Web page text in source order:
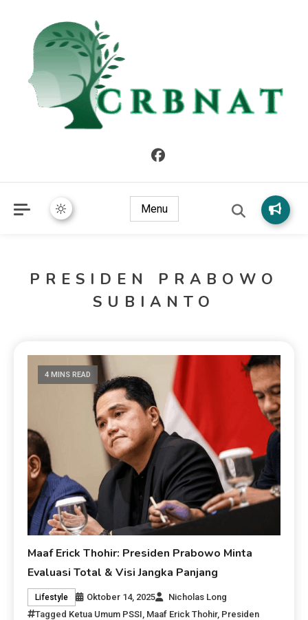
Menu
PRESIDEN PRABOWO
SUBIANTO
4 MINS READ
Maaf Erick Thohir: Presiden Prabowo Minta
Evaluasi Total & Visi Jangka Panjang
Lifestyle Oktober 14, 2025
Nicholas Long
Tagged Ketua Umum PSSI Maaf Erick Thohir, Presiden